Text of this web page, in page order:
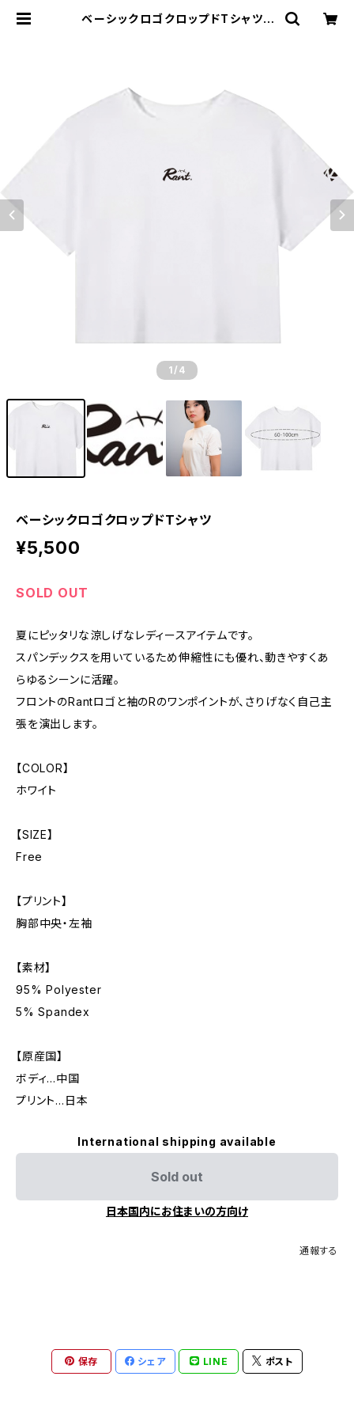
ベーシックロゴクロップドTシャツ |
1 /4
ベーシックロゴクロップドTシャツ
¥5,500
SOLD OUT
夏にピッタリな涼しげなレディースアイテムです。
スパンデックスを用いているため伸縮性にも優れ、動きやすくあ
らゆるシーンに活躍。
フロントのRantロゴと袖のRのワンポイントが、さりげなく自己主
張を演出します。
【COLOR】
ホワイト
【SIZE】
Free
【プリント】
胸部中央・左袖
【素材】
95% Polyester
5% Spandex
【原産国】
ボディ…中国
プリント…日本
International shipping available
Sold out
日本国内にお住まいの方向け
通報する
保存 シェア LINE ポスト